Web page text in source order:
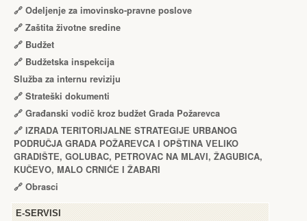
🔗 Odeljenje za imovinsko-pravne poslove
🔗 Zaštita životne sredine
🔗 Budžet
🔗 Budžetska inspekcija
Služba za internu reviziju
🔗 Strateški dokumenti
🔗 Građanski vodič kroz budžet Grada Požarevca
🔗 IZRADA TЕRITORIJALNЕ STRATЕGIJЕ URBANOG
PODRUČJA GRADA POŽARЕVCA I OPŠTINA VЕLIKO
GRADIŠTЕ, GOLUBAC, PЕTROVAC NA MLAVI, ŽAGUBICA,
KUČЕVO, MALO CRNIĆЕ I ŽABARI
🔗 Obrasci
Е-SERVISI